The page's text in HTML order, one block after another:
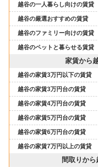
越谷の一人暮らし向けの賃貸
越谷の厳選おすすめの賃貸
越谷のファミリー向けの賃貸
越谷のペットと暮らせる賃貸
家賃から
越谷の家賃3万円以下の賃貸
越谷の家賃3万円台の賃貸
越谷の家賃4万円台の賃貸
越谷の家賃5万円台の賃貸
越谷の家賃6万円台の賃貸
越谷の家賃7万円以上の賃貸
間取りか